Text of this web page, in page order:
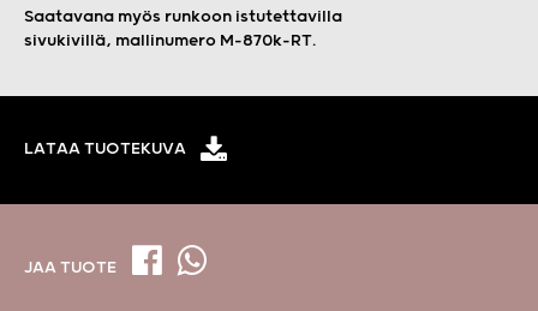
Saatavana myös runkoon istutettavilla
sivukivillä, mallinumero M-870k-RT.
LATAA TUOTEKUVA
JAA TUOTE